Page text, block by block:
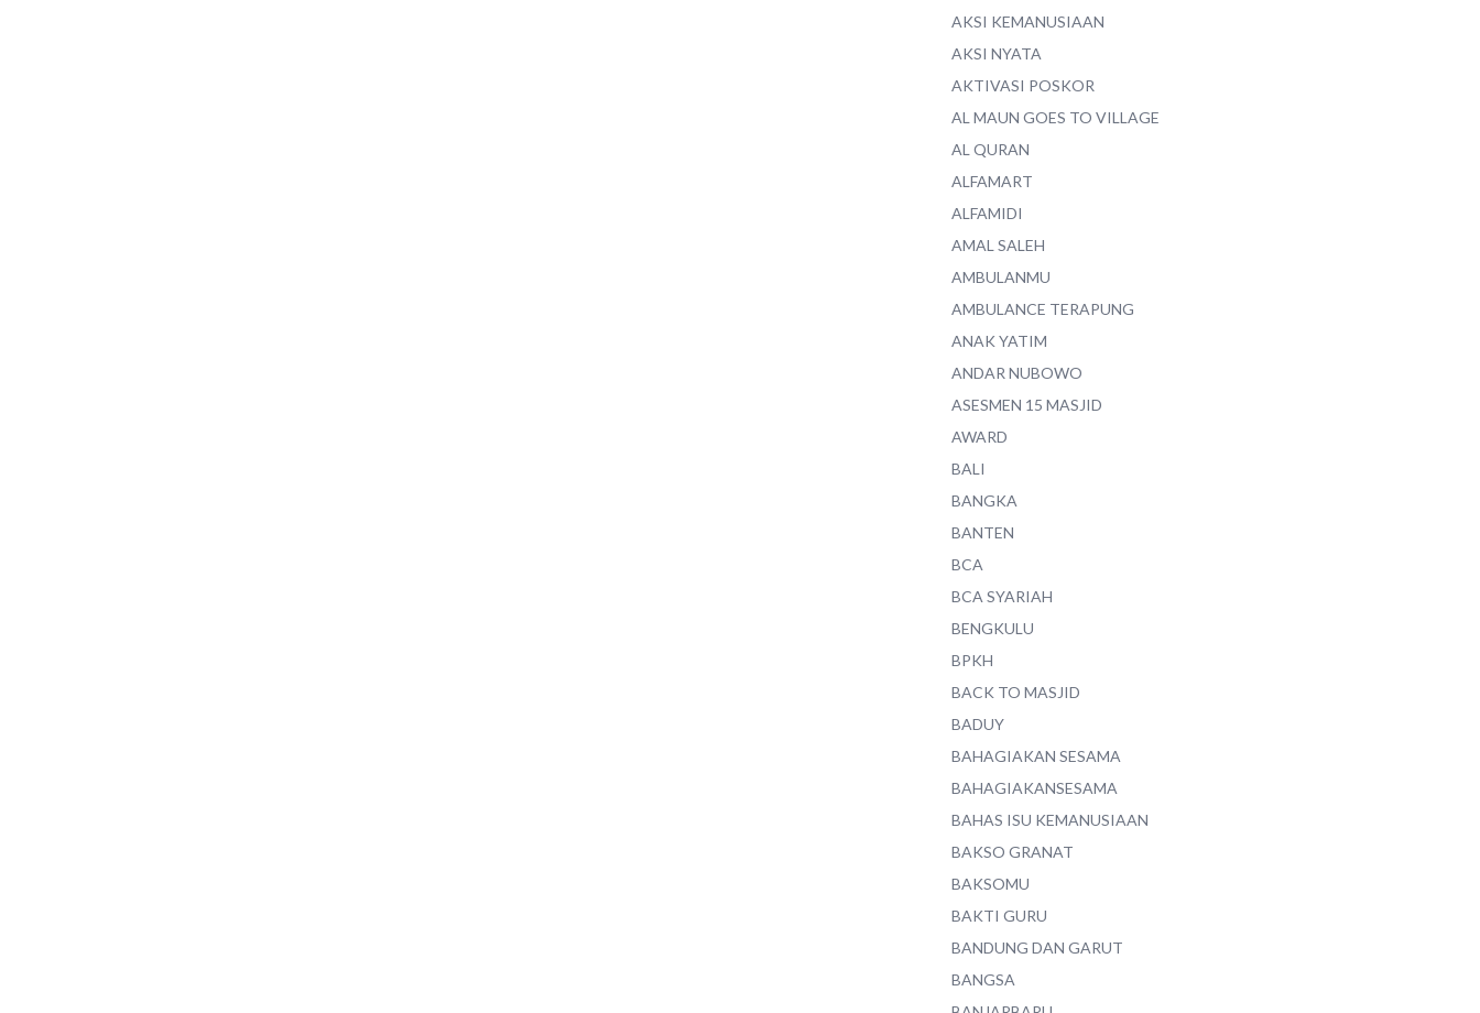
AKSI KEMANUSIAAN
AKSI NYATA
AKTIVASI POSKOR
AL MAUN GOES TO VILLAGE
AL QURAN
ALFAMART
ALFAMIDI
AMAL SALEH
AMBULANMU
AMBULANCE TERAPUNG
ANAK YATIM
ANDAR NUBOWO
ASESMEN 15 MASJID
AWARD
BALI
BANGKA
BANTEN
BCA
BCA SYARIAH
BENGKULU
BPKH
BACK TO MASJID
BADUY
BAHAGIAKAN SESAMA
BAHAGIAKANSESAMA
BAHAS ISU KEMANUSIAAN
BAKSO GRANAT
BAKSOMU
BAKTI GURU
BANDUNG DAN GARUT
BANGSA